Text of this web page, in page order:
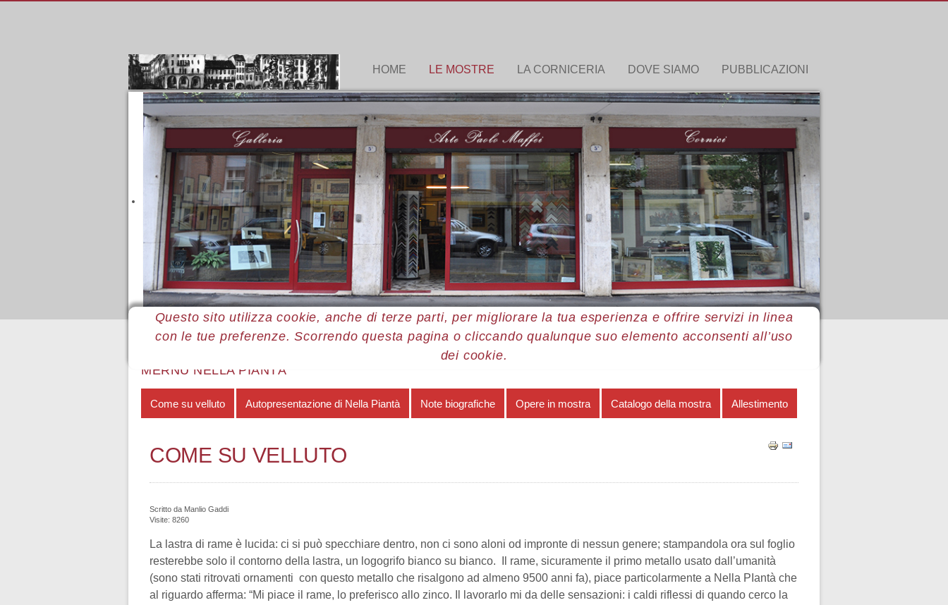
HOME LE MOSTRE LA CORNICERIA DOVE SIAMO PUBBLICAZIONI
Questo sito utilizza cookie, anche di terze parti, per migliorare la tua esperienza e offrire servizi in linea
con le tue preferenze. Scorrendo questa pagina o cliccando qualunque suo elemento acconsenti all’uso
dei cookie.
Sei qui: Home Le mostre Mostre 2015 Nella Piantà Come su velluto
MERNÙ NELLA PIANTÀ
Come su velluto Autopresentazione di Nella Piantà Note biografiche Opere in mostra Catalogo della mostra Allestimento
COME SU VELLUTO
Scritto da Manlio Gaddi
Visite: 8260
La lastra di rame è lucida: ci si può specchiare dentro, non ci sono aloni od impronte di nessun genere; stampandola ora sul foglio
resterebbe solo il contorno della lastra, un logogrifo bianco su bianco. Il rame, sicuramente il primo metallo usato dall’umanità
(sono stati ritrovati ornamenti con questo metallo che risalgono ad almeno 9500 anni fa), piace particolarmente a Nella PIantà che
al riguardo afferma: “Mi piace il rame, lo preferisco allo zinco. Il lavorarlo mi da delle sensazioni: i caldi riflessi di quando cerco la